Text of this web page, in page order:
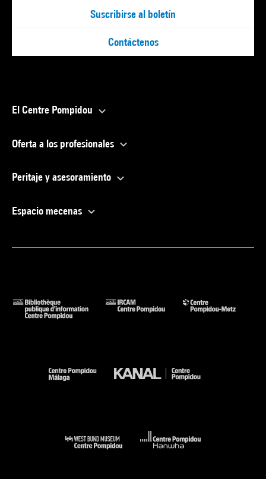
Suscribirse al boletín
Contáctenos
El Centre Pompidou
Oferta a los profesionales
Peritaje y asesoramiento
Espacio mecenas